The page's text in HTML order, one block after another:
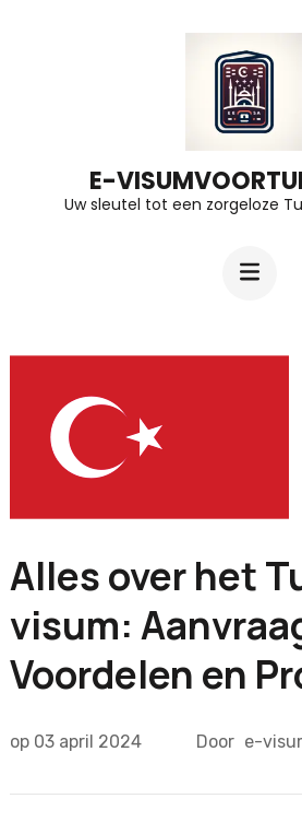
E-
Uw sleutel tot een zorgeloze
Alles over het
visum:
Voordelen en
op 03 april 2024 Door e-